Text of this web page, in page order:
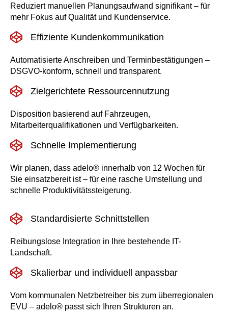
Reduziert manuellen Planungsaufwand signifikant – für
mehr Fokus auf Qualität und Kundenservice.
Effiziente Kundenkommunikation
Automatisierte Anschreiben und Terminbestätigungen –
DSGVO-konform, schnell und transparent.
Zielgerichtete Ressourcennutzung
Disposition basierend auf Fahrzeugen,
Mitarbeiterqualifikationen und Verfügbarkeiten.
Schnelle Implementierung
Wir planen, dass adelo® innerhalb von 12 Wochen für
Sie einsatzbereit ist – für eine rasche Umstellung und
schnelle Produktivitätssteigerung.
Standardisierte Schnittstellen
Reibungslose Integration in Ihre bestehende IT-
Landschaft.
Skalierbar und individuell anpassbar
Vom kommunalen Netzbetreiber bis zum überregionalen
EVU – adelo® passt sich Ihren Strukturen an.